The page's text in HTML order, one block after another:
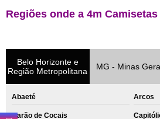
Regiões onde a 4m
Belo Horizonte e
Região Metropolitana
MG - Minas
Abaeté Arcos
Barão de Cocais